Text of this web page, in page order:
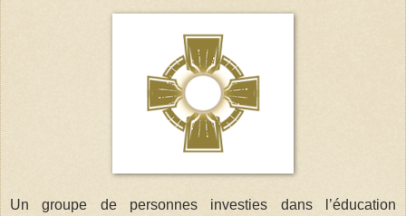
Un groupe de personnes investies dans l’éducation